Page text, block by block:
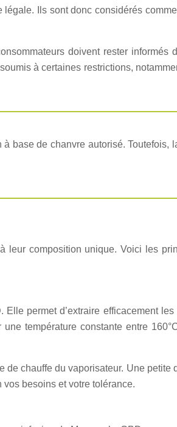
Ils sont donc considérés
doivent rester informés
à certaines restrictions,
base de chanvre autorisé. Toutefois,
composition unique. Voici les
permet d’extraire efficacement
température constante entre
chauffe du vaporisateur. Une petite
besoins et votre tolérance.